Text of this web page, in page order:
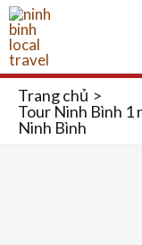
Nhảy
tới
nội
dungTrang chủ
Tour Ninh Bình 1
Ninh Bình